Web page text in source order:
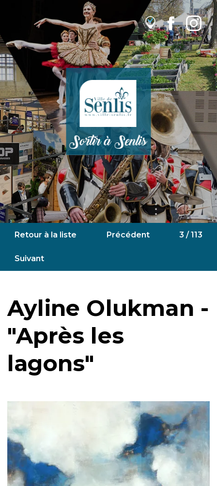
Retour à la liste Précédent 3 / 113
Suivant
Ayline Olukman -
"Après les
lagons"